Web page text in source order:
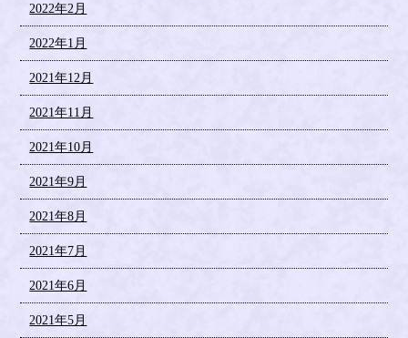
2022年2月
2022年1月
2021年12月
2021年11月
2021年10月
2021年9月
2021年8月
2021年7月
2021年6月
2021年5月